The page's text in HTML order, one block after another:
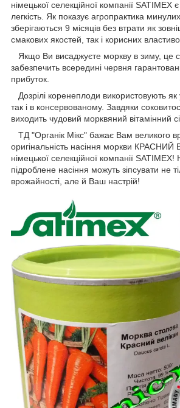
німецької селекційної компанії SATIMEX
легкість. Як показує агропрактика
зберігаються 9 місяців без втрати як
смакових якостей, так і корисних
Якщо Ви висаджуєте моркву в зиму, це
забезпечить всередині червня
прибуток.
Дозрілі коренеплоди використовують як
так і в консервованому. Завдяки
виходить чудовий морквяний вітамінний
ТД "Органік Мікс" бажає Вам великого
оригінальність насіння моркви КРАСНИЙ
німецької селекційної компанії SATIMEX!
підроблене насіння можуть зіпсувати не
врожайності, але й Ваш настрій!